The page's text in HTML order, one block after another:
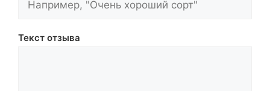
Текст отзыва